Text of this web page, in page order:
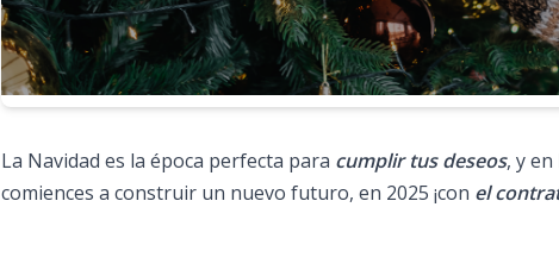
La Navidad es la época perfecta para cumplir tus deseos, y
comiences a construir un nuevo futuro, en 2025 ¡con el